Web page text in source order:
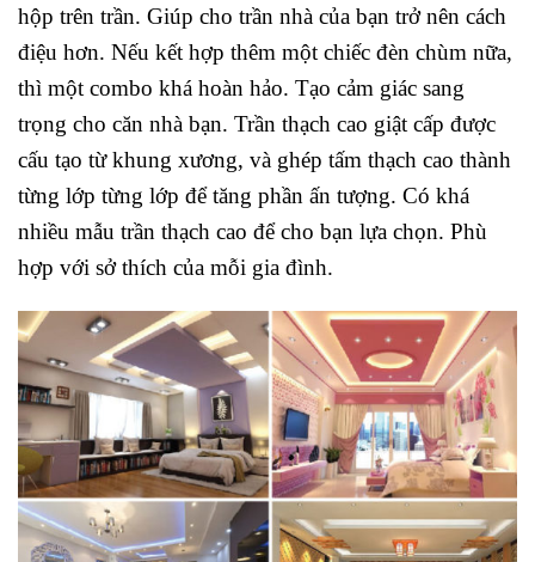
hộp trên trần. Giúp cho trần nhà của bạn trở nên cách
điệu hơn. Nếu kết hợp thêm một chiếc đèn chùm nữa,
thì một combo khá hoàn hảo. Tạo cảm giác sang
trọng cho căn nhà bạn. Trần thạch cao giật cấp được
cấu tạo từ khung xương, và ghép tấm thạch cao thành
từng lớp từng lớp để tăng phần ấn tượng. Có khá
nhiều mẫu trần thạch cao để cho bạn lựa chọn. Phù
hợp với sở thích của mỗi gia đình.